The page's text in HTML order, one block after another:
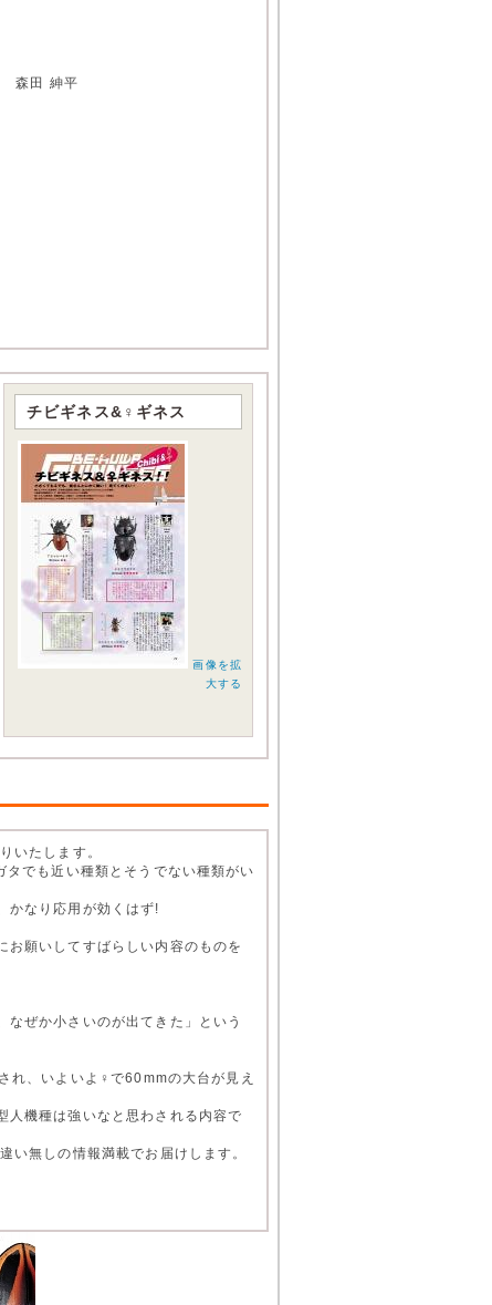
森田 紳平
チビギネス&♀ギネス
画像を拡
大する
いたします。
でも近い種類とそうでない種類がい
かなり応用が効くはず!
願いしてすばらしい内容のものを
ぜか小さいのが出てきた」という
れ、いよいよ♀で60mmの大台が見え
人機種は強いなと思わされる内容で
無しの情報満載でお届けします。